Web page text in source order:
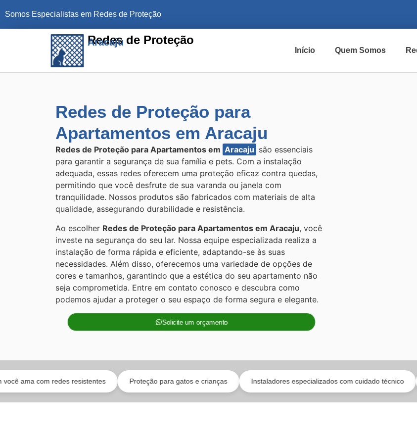
Somos Especialistas em Redes de Proteção
Redes de Proteção
Aracaju
Início Quem Somos
Redes de Proteção para
Apartamentos em Aracaju
Redes de Proteção para Apartamentos em Aracaju são essenciais
para garantir a segurança de sua família e pets. Com a instalação
adequada, essas redes oferecem uma proteção eficaz contra quedas,
permitindo que você desfrute de sua varanda ou janela com
tranquilidade. Nossos produtos são fabricados com materiais de alta
qualidade, assegurando durabilidade e resistência.
Ao escolher Redes de Proteção para Apartamentos em Aracaju, você
investe na segurança do seu lar. Nossa equipe especializada realiza a
instalação de forma rápida e eficiente, adaptando-se às suas
necessidades. Além disso, oferecemos uma variedade de opções de
cores e tamanhos, garantindo que a estética do seu apartamento não
seja comprometida. Entre em contato conosco e descubra como
podemos ajudar a proteger o seu espaço de forma segura e elegante.
Solicite um orçamento
redes resistentes Proteção para gatos e crianças Instaladores especializados com cuidado técnico